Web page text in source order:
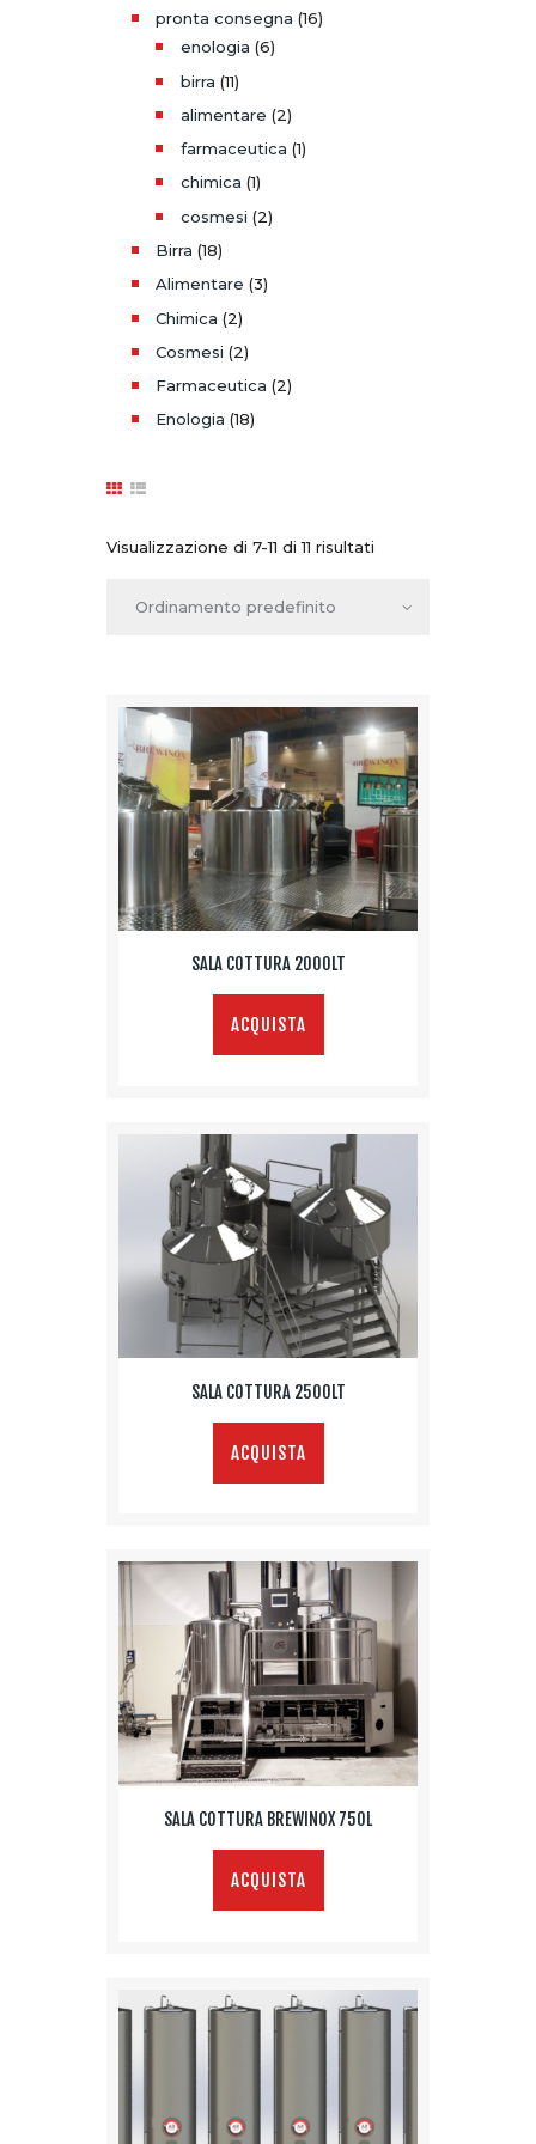
pronta consegna (16)
enologia (6)
birra (11)
alimentare (2)
farmaceutica (1)
chimica (1)
cosmesi (2)
Birra (18)
Alimentare (3)
Chimica (2)
Cosmesi (2)
Farmaceutica (2)
Enologia (18)
Visualizzazione di 7-11 di 11 risultati
SALA COTTURA 2000LT
ACQUISTA
SALA COTTURA 2500LT
ACQUISTA
SALA COTTURA BREWINOX 750L
ACQUISTA